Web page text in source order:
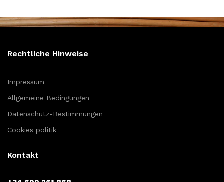
Rechtliche Hinweise
Impressum
Allgemeine Bedingungen
Datenschutz-Bestimmungen
Cookies politik
Kontakt